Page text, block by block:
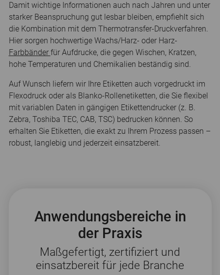
Damit wichtige Informationen auch nach Jahren und unter
starker Beanspruchung gut lesbar bleiben, empfiehlt sich
die Kombination mit dem Thermotransfer-Druckverfahren.
Hier sorgen hochwertige Wachs/Harz- oder Harz-
Farbbänder für Aufdrucke, die gegen Wischen, Kratzen,
hohe Temperaturen und Chemikalien beständig sind.
Auf Wunsch liefern wir Ihre Etiketten auch vorgedruckt im
Flexodruck oder als Blanko-Rollenetiketten, die Sie flexibel
mit variablen Daten in gängigen Etikettendrucker (z. B.
Zebra, Toshiba TEC, CAB, TSC) bedrucken können. So
erhalten Sie Etiketten, die exakt zu Ihrem Prozess passen –
robust, langlebig und jederzeit einsatzbereit.
Anwendungsbereiche in
der Praxis
Maßgefertigt, zertifiziert und
einsatzbereit für jede Branche